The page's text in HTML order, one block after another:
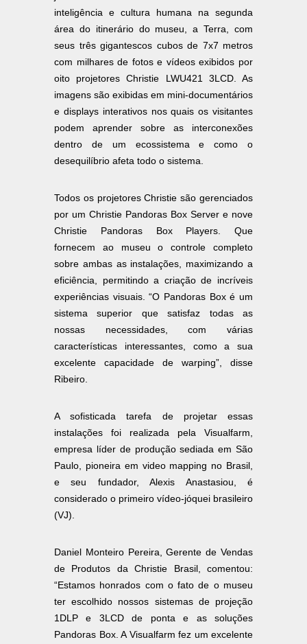
inteligência e cultura humana na segunda
área do itinerário do museu, a Terra, com
seus três gigantescos cubos de 7x7 metros
com milhares de fotos e vídeos exibidos por
oito projetores Christie LWU421 3LCD. As
imagens são exibidas em mini-documentários
e displays interativos nos quais os visitantes
podem aprender sobre as interconexões
dentro de um ecossistema e como o
desequilíbrio afeta todo o sistema.
Todos os projetores Christie são gerenciados
por um Christie Pandoras Box Server e nove
Christie Pandoras Box Players. Que
fornecem ao museu o controle completo
sobre ambas as instalações, maximizando a
eficiência, permitindo a criação de incríveis
experiências visuais. “O Pandoras Box é um
sistema superior que satisfaz todas as
nossas necessidades, com várias
características interessantes, como a sua
excelente capacidade de warping”, disse
Ribeiro.
A sofisticada tarefa de projetar essas
instalações foi realizada pela Visualfarm,
empresa líder de produção sediada em São
Paulo, pioneira em video mapping no Brasil,
e seu fundador, Alexis Anastasiou, é
considerado o primeiro vídeo-jóquei brasileiro
(VJ).
Daniel Monteiro Pereira, Gerente de Vendas
de Produtos da Christie Brasil, comentou:
“Estamos honrados com o fato de o museu
ter escolhido nossos sistemas de projeção
1DLP e 3LCD de ponta e as soluções
Pandoras Box. A Visualfarm fez um excelente